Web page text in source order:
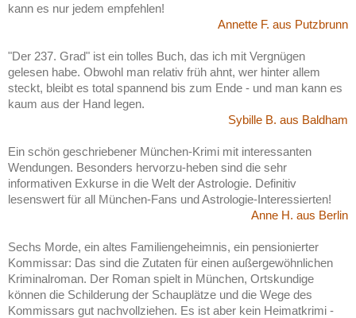
kann es nur jedem empfehlen!
Annette F. aus Putzbrunn
"Der 237. Grad" ist ein tolles Buch, das ich mit Vergnügen
gelesen habe. Obwohl man relativ früh ahnt, wer hinter allem
steckt, bleibt es total spannend bis zum Ende - und man kann es
kaum aus der Hand legen.
Sybille B. aus Baldham
Ein schön geschriebener München-Krimi mit interessanten
Wendungen. Besonders hervorzu-heben sind die sehr
informativen Exkurse in die Welt der Astrologie. Definitiv
lesenswert für all München-Fans und Astrologie-Interessierten!
Anne H. aus Berlin
Sechs Morde, ein altes Familiengeheimnis, ein pensionierter
Kommissar: Das sind die Zutaten für einen außergewöhnlichen
Kriminalroman. Der Roman spielt in München, Ortskundige
können die Schilderung der Schauplätze und die Wege des
Kommissars gut nachvollziehen. Es ist aber kein Heimatkrimi -